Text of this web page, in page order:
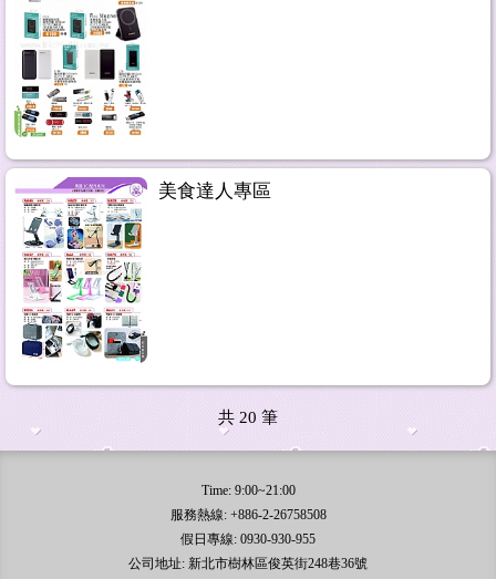
美食達人專區
共 20 筆
Time: 9:00~21:00
服務熱線: +886-2-26758508
假日專線: 0930-930-955
公司地址: 新北市樹林區俊英街248巷36號